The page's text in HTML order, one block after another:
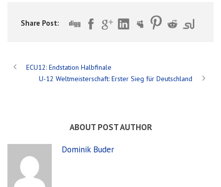
Share Post:
ECU12: Endstation Halbfinale
U-12 Weltmeisterschaft: Erster Sieg für Deutschland
ABOUT POST AUTHOR
Dominik Buder